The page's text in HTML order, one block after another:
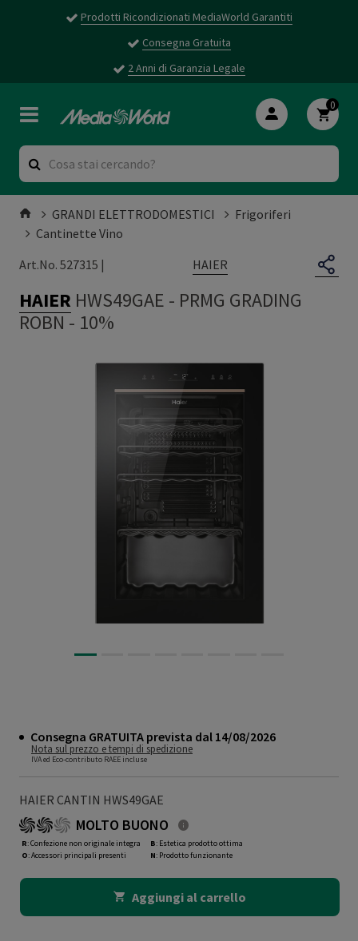
Prodotti Ricondizionati MediaWorld Garantiti
Consegna Gratuita
2 Anni di Garanzia Legale
0
GRANDI ELETTRODOMESTICI
Frigoriferi
Cantinette Vino
Art.No. 527315 |
HAIER
HAIER HWS49GAE - PRMG GRADING
ROBN - 10%
Consegna GRATUITA prevista dal 14/08/2026
Nota sul prezzo e tempi di spedizione
IVA ed Eco-contributo RAEE incluse
HAIER CANTIN HWS49GAE
MOLTO BUONO
R: Confezione non originale integra
O: Accessori principali presenti
B: Estetica prodotto ottima
N: Prodotto funzionante
Aggiungi al carrello